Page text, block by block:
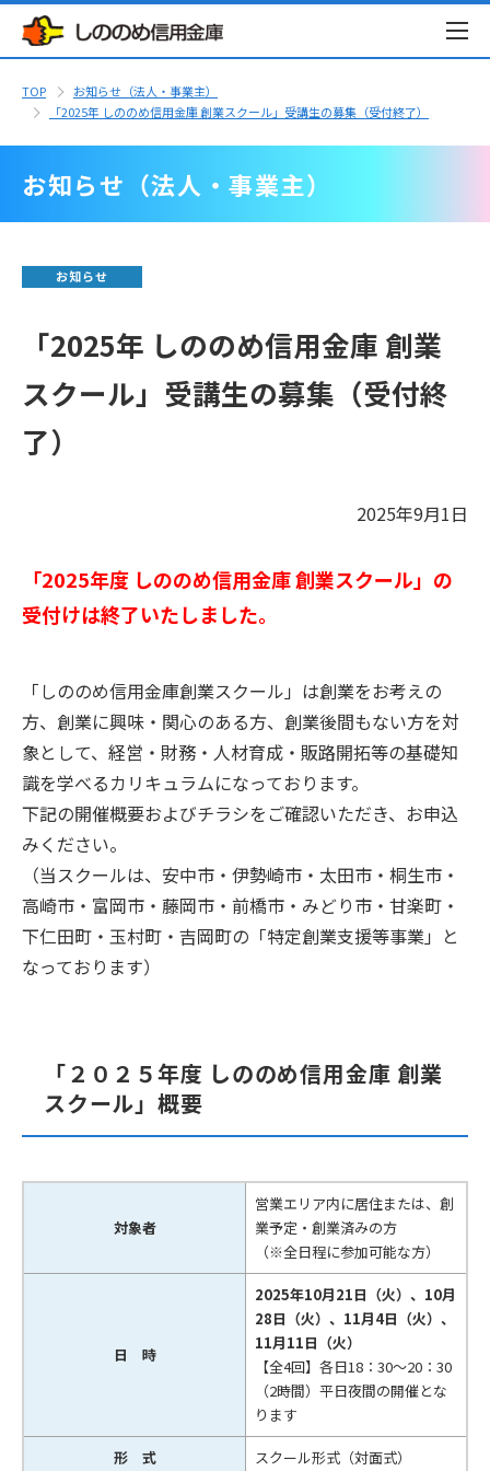
TOP
お知らせ（法人・事業主）
「2025年 しののめ信用金庫 創業スクール」受講生の募集（受付終了）
お知らせ（法人・事業主）
お知らせ
「2025年 しののめ信用金庫 創業
スクール」受講生の募集（受付終
了）
2025年9月1日
「2025年度 しののめ信用金庫 創業スクール」の
受付けは終了いたしました。
「しののめ信用金庫創業スクール」は創業をお考えの
方、創業に興味・関心のある方、創業後間もない方を対
象として、経営・財務・人材育成・販路開拓等の基礎知
識を学べるカリキュラムになっております。
下記の開催概要およびチラシをご確認いただき、お申込
みください。
（当スクールは、安中市・伊勢崎市・太田市・桐生市・
高崎市・富岡市・藤岡市・前橋市・みどり市・甘楽町・
下仁田町・玉村町・吉岡町の「特定創業支援等事業」と
なっております）
「２０２５年度 しののめ信用金庫 創業
スクール」概要
対象者
営業エリア内に居住または、創
業予定・創業済みの方
（※全日程に参加可能な方）
日 時
2025年10月21日（火）、10月
28日（火）、11月4日（火）、
11月11日（火）
【全4回】各日18：30～20：30
（2時間）平日夜間の開催とな
ります
形 式 スクール形式（対面式）